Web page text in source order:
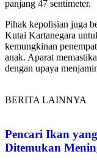
panjang 47 sentimeter.
Pihak kepolisian juga
Kutai Kartanegara
kemungkinan
anak. Aparat
dengan upaya
BERITA LAINNYA
Pencari Ikan
Ditemukan